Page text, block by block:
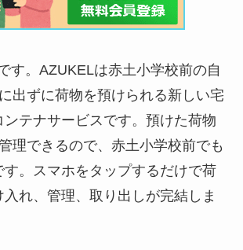
す。AZUKELは赤土小学校前の自
出ずに荷物を預けられる新しい宅
ンテナサービスです。預けた荷物
理できるので、赤土小学校前でも
。スマホをタップするだけで荷
れ、管理、取り出しが完結しま